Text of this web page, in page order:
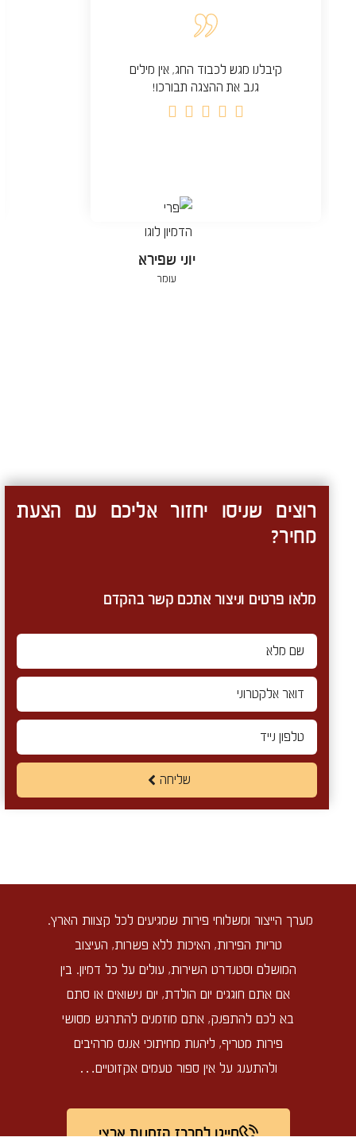
קיבלנו מגש לכבוד החג, אין מילים
גנב את ההצגה תבורכו!





יוני שפירא
עומר
רוצים שניסו יחזור אליכם עם הצעת
מחיר?
מלאו פרטים וניצור אתכם קשר בהקדם
שליחה
מערך הייצור ומשלוחי פירות שמגיעים לכל קצוות הארץ.
טריות הפירות, האיכות ללא פשרות, העיצוב
המושלם וסטנדרט השירות, עולים על כל דמיון. בין
אם אתם חוגגים יום הולדת, יום נישואים או סתם
בא לכם להתפנק, אתם מוזמנים להתרגש מסושי
פירות מטריף, ליהנות מחיתוכי אננס מרהיבים
ולהתענג על אין ספור טעמים אקזוטיים…
חייגו למרכז הזמנות ארצי